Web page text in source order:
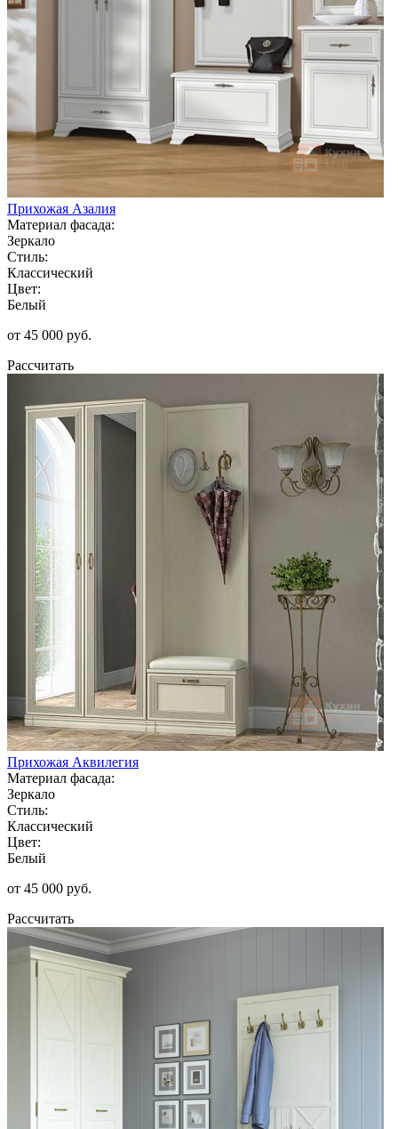
Прихожая Азалия
Материал фасада:
Зеркало
Стиль:
Классический
Цвет:
Белый
от 45 000 руб.
Рассчитать
Прихожая Аквилегия
Материал фасада:
Зеркало
Стиль:
Классический
Цвет:
Белый
от 45 000 руб.
Рассчитать